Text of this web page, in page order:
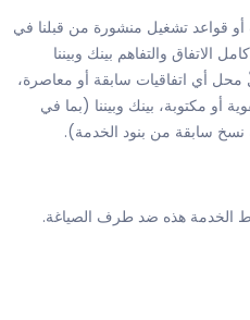
قواعد تشغيل منشورة من قبلنا في
الاتفاق والتفاهم بينك وبيننا
أي اتفاقيات سابقة أو معاصرة،
أو مكتوبة، بينك وبيننا (بما في
نسخ سابقة من بنود الخدمة).
الخدمة هذه ضد طرف الصياغة.